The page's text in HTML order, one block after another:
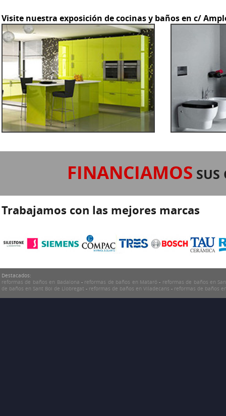
Visite nuestra exposición de cocinas y baños en c/
FINANCIAMOS SUS
Trabajamos con las mejores marcas
Destacados:
reformas de baños en Badalona - reformas de baños en Mataró - reformas de baños en
de baños en Sant Boi de Llobregat - reformas de baños en Viladecans - reformas de baños